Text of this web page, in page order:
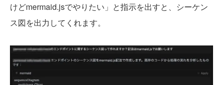
けどmermaid.jsでやりたい」と指示を出すと、シーケン
ス図を出力してくれます。